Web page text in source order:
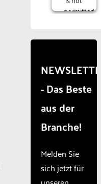
permitted
due to
that
are
not
disclosed
to the
The
owner
needs
to
- Das Beste
aus der
Branche!
Melden Sie
sich jetzt für